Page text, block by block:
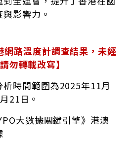
影響力。
網路溫度計調查結果，未經
勿轉載改寫】
時間範圍為2025年11月
21日。
大數據關鍵引擎》港澳